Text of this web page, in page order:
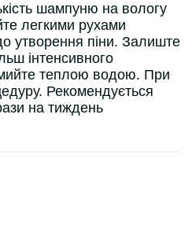
шампуню на вологу
легкими рухами
утворення піни. Залиште
інтенсивного
теплою водою. При
Рекомендується
на тиждень